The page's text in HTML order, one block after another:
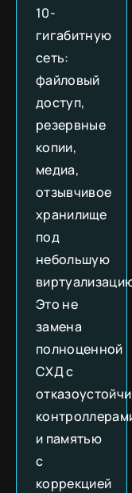
10-
гигабитную
сеть:
файловый
доступ,
резервные
копии,
медиа,
отзывчивое
хранилище
под
небольшую
Это не
замена
полноценной
СХД с
и памятью
с
коррекцией